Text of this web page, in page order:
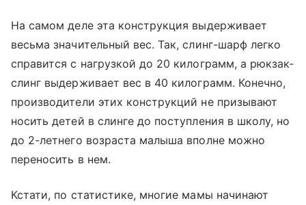
На самом деле эта конструкция выдерживает
весьма значительный вес. Так, слинг-шарф легко
справится с нагрузкой до 20 килограмм, а рюкзак-
слинг выдерживает вес в 40 килограмм. Конечно,
производители этих конструкций не призывают
носить детей в слинге до поступления в школу, но
до 2-летнего возраста малыша вполне можно
переносить в нем.
Кстати, по статистике, многие мамы начинают